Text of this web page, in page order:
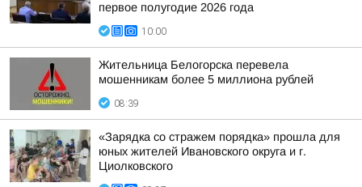
первое полугодие 2026 года
10:00
Жительница Белогорска перевела
мошенникам более 5 миллиона рублей
08:39
«Зарядка со стражем порядка» прошла для
юных жителей Ивановского округа и г.
Циолковского